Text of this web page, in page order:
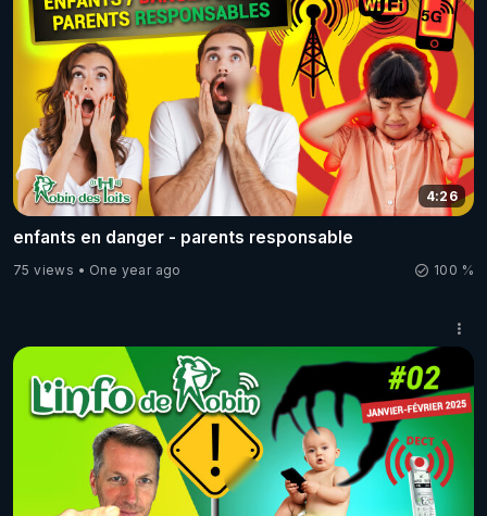
4:26
enfants en danger - parents responsable
75 views One year ago 100 %